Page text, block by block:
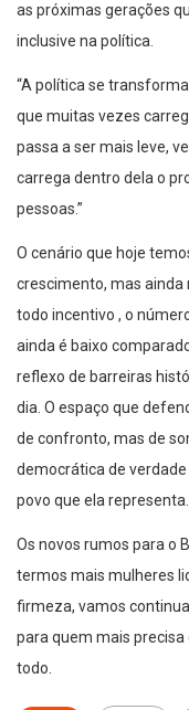
as próximas gerações
inclusive na política.
“A política se
que muitas vezes
passa a ser mais leve,
carrega dentro dela o
pessoas.”
O cenário que hoje
crescimento, mas ainda
todo incentivo , o
ainda é baixo
reflexo de barreiras
dia. O espaço que
de confronto, mas de
democrática de
povo que ela representa.
Os novos rumos para o
termos mais mulheres
firmeza, vamos
para quem mais
todo.